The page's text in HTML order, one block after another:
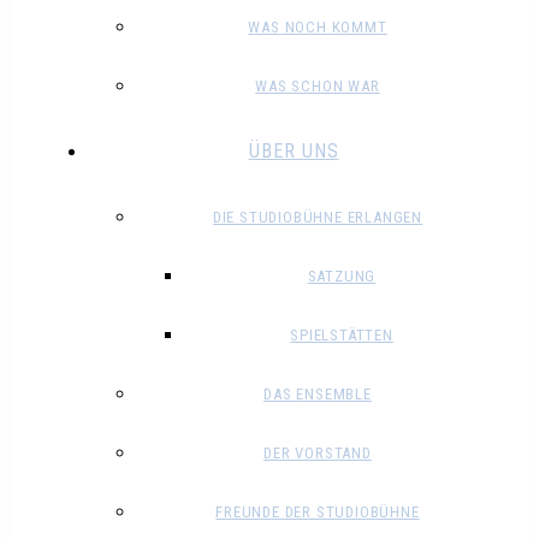
WAS NOCH KOMMT
WAS SCHON WAR
ÜBER UNS
DIE STUDIOBÜHNE ERLANGEN
SATZUNG
SPIELSTÄTTEN
DAS ENSEMBLE
DER VORSTAND
FREUNDE DER STUDIOBÜHNE